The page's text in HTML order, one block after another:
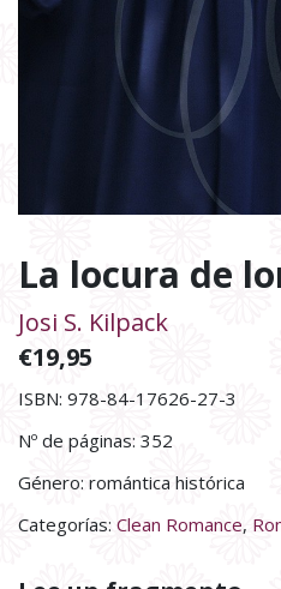
La locura de
Josi S. Kilpack
€19,95
ISBN: 978-84-17626-27-3
Nº de páginas: 352
Género: romántica histórica
Categorías: Clean Romance,